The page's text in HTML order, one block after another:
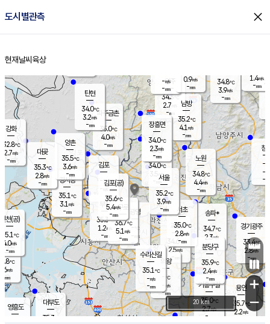
도시별관측 close
홈
현재날씨 육상
의도
℃
m/s
mm
영흥도
양주
34.3℃
2.7
-mm
과천
34.6℃
2.5m/s
- mm
용인
35.7℃
2.2m/s
경기광주
33.4℃
2.8m/s
-mm
대부도
35.3
경서동
35.1℃
3.1 m/s
-mm
파주금촌
35.0℃
4.0m/s
-mm
34.8℃
3.9m/s
-mm
대곶
35.3℃
2.8m/s
-mm
창
-
-m/
-
탄현
34.0℃
3.2m/s
-mm
1.4m/s
-mm
의왕
- ℃
-m/s
-mm
김포
- ℃
-m/s
mm
광명
- ℃
-m/s
-mm
부천
35.3℃
1.2m/s
-mm
양촌
35.5℃
3.6m/s
-mm
구로
36.7℃
5.1 m/s
-mm
은평
34.0℃
3.5 m/s
- mm
노원
34.8℃
4.4m/s
-mm
송파*
34.7℃
2.3m/s
-mm
서초
35.0℃
2.8m/s
-mm
남방
35.2℃
4.1 m/s
-mm
기흥구갈
35.0℃
2.7m/s
-
수리산길
35.1℃
-m/s
-mm
분당구
35.9℃
2.4m/s
-mm
장흥면
34.0℃
2.3m/s
-mm
-m/s
-mm
강화
32.8℃
2.7m/s
-mm
인천(공)
35.1℃
4.0m/s
-mm
김포(공)
35.6℃
5.4m/s
-mm
서울
35.2℃
3.9m/s
-mm
0.9m/s
-mm
+
−
20 km